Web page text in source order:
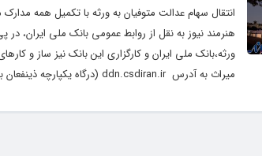
انتقال سهام عدالت متوفیان به ورثه با تکمیل همه
هنرمند نیوز به نقل از روابط عمومی بانک ملی ایران، در
ورثه،بانک ملی ایران و کارگزاری این بانک نیز ساز و
میراث به آدرس ddn.csdiran.ir (درگاه یکپارچه ذینفعان بازار سرمایه)و اطمینان از تشکیل پرونده متوفی، می توانند با در دست داشتن...